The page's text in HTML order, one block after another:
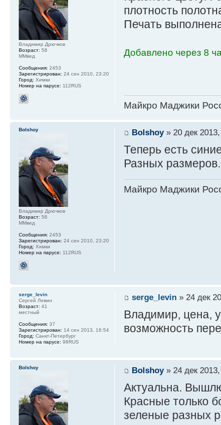
плотность
Печать
Добавлено через 8
Майкро Маджики
Владимир Дрючков
Возраст: 58
ММвед
Сообщения: 2453
Зарегистрирован: 24 сен 2010, 23:20
Город: Химки
Номер на парусе: 112RUS
Bolshoy» 20 дек
Теперь есть
Разных размеров.
Майкро Маджики
Bolshoy
Владимир Дрючков
Возраст: 58
ММвед
Сообщения: 2453
Зарегистрирован: 24 сен 2010, 23:20
Город: Химки
Номер на парусе: 112RUS
serge_levin» 24 дек
Владимир, цена,
возможность
serge_levin
Сергей Левин
Возраст: 41
местный
Сообщения: 37
Зарегистрирован: 14 сен 2013, 16:54
Город: Санкт-Петербург
Номер на парусе: 98RUS
Bolshoy» 24 дек
Актуальна.
Красные только
зеленые разных
Bolshoy